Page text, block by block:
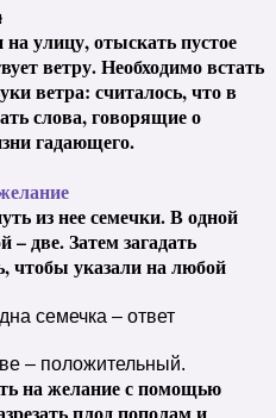
улицу, отыскать пустое
ветру. Необходимо встать
ветра: считалось, что в
слова, говорящие о
гадающего.
из нее семечки. В одной
– две. Затем загадать
чтобы указали на любой
семечка – ответ
– положительный.
на желание с помощью
плод пополам и